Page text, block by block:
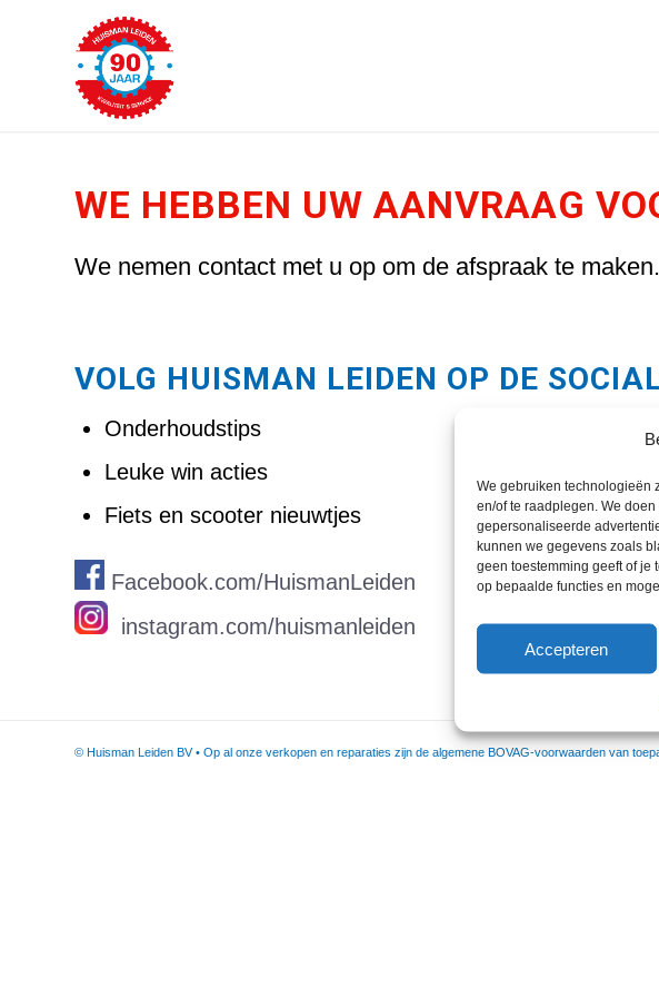
We gebruiken technologieën
en/of te raadplegen. We
gepersonaliseerde
kunnen we gegevens zoals
geen toestemming geeft of je
op bepaalde functies en
Accepteren
WE HEBBEN UW AANVRAAG
We nemen contact met u op om de afspraak te maken.
VOLG HUISMAN LEIDEN OP DE
Onderhoudstips
Leuke win acties
Fiets en scooter nieuwtjes
Facebook.com/HuismanLeiden
instagram.com/huismanleiden
© Huisman Leiden BV • Op al onze verkopen en reparaties zijn de algemene BOVAG-voorwaarden van